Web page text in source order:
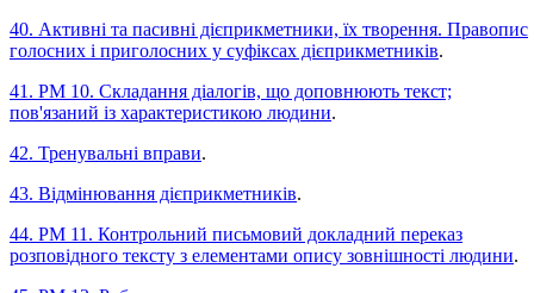
40. Активні та пасивні дієприкметники, їх творення. Правопис
голосних і приголосних у суфіксах дієприкметників.
41. РМ 10. Складання діалогів, що доповнюють текст;
пов'язаний із характеристикою людини.
42. Тренувальні вправи.
43. Відмінювання дієприкметників.
44. РМ 11. Контрольний письмовий докладний переказ
розповідного тексту з елементами опису зовнішності людини.